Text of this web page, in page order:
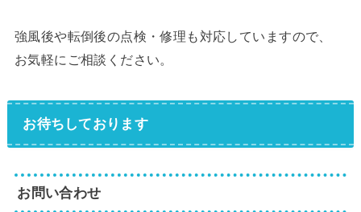
強風後や転倒後の点検・修理も対応していますので、
お気軽にご相談ください。
お待ちしております
お問い合わせ